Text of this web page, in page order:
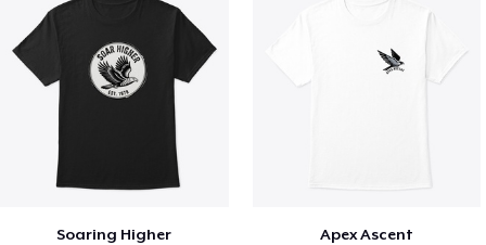
Soaring Higher Apex Ascent